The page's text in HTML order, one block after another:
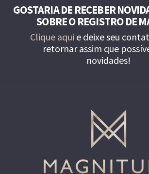
GOSTARIA DE RECEBER
SOBRE O REGISTRO DE
Clique aqui e deixe seu
retornar assim que
novidades!